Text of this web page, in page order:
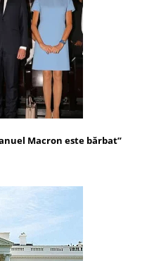
Macron este bărbat”